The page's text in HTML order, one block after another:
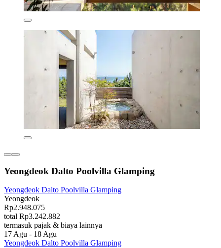
Yeongdeok Dalto Poolvilla Glamping
Yeongdeok Dalto Poolvilla Glamping
Yeongdeok
Rp2.948.075
total Rp3.242.882
termasuk pajak & biaya lainnya
17 Agu - 18 Agu
Yeongdeok Dalto Poolvilla Glamping